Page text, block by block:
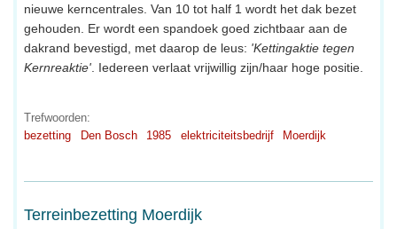
nieuwe kerncentrales. Van 10 tot half 1 wordt het dak bezet
gehouden. Er wordt een spandoek goed zichtbaar aan de
dakrand bevestigd, met daarop de leus: 'Kettingaktie tegen
Kernreaktie' . Iedereen verlaat vrijwillig zijn/haar hoge positie.
Trefwoorden:
bezetting
Den Bosch 1985 elektriciteitsbedrijf Moerdijk
Terreinbezetting Moerdijk